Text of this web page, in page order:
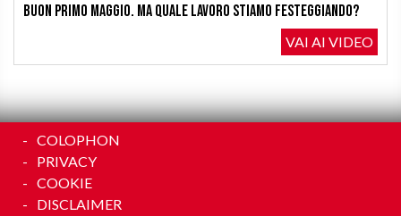
Buon Primo Maggio. Ma quale lavoro stiamo festeggiando?
VAI AI VIDEO
COLOPHON
PRIVACY
COOKIE
DISCLAIMER